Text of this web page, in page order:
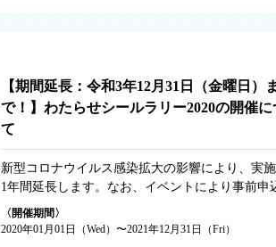
【期間延長：令和3年12月31日（金曜日）ま
で！】わたらせシールラリー2020の開催に
て
新型コロナウイルス感染拡大の影響により、実
1年間延長します。なお、イベントにより事前申
要な場合や、実施年によって開催日等が異なる場
りますので、各イベントの最新情報については実
〈開催期間〉
2020年01月01日（Wed）〜2021年12月31日（Fri）